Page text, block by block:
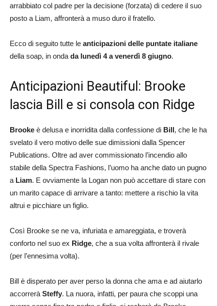
arrabbiato col padre per la decisione (forzata) di cedere il suo
posto a Liam, affronterà a muso duro il fratello.
Ecco di seguito tutte le anticipazioni delle puntate italiane
della soap, in onda da lunedì 4 a venerdì 8 giugno.
Anticipazioni Beautiful: Brooke
lascia Bill e si consola con Ridge
Brooke è delusa e inorridita dalla confessione di Bill, che le ha
svelato il vero motivo delle sue dimissioni dalla Spencer
Publications. Oltre ad aver commissionato l’incendio allo
stabile della Spectra Fashions, l’uomo ha anche dato un pugno
a Liam. E ovviamente la Logan non può accettare di stare con
un marito capace di arrivare a tanto: mettere a rischio la vita
altrui e picchiare un figlio.
Così Brooke se ne va, infuriata e amareggiata, e troverà
conforto nel suo ex Ridge, che a sua volta affronterà il rivale
(per l’ennesima volta).
Bill è disperato per aver perso la donna che ama e ad aiutarlo
accorrerà Steffy. La nuora, infatti, per paura che scoppi una